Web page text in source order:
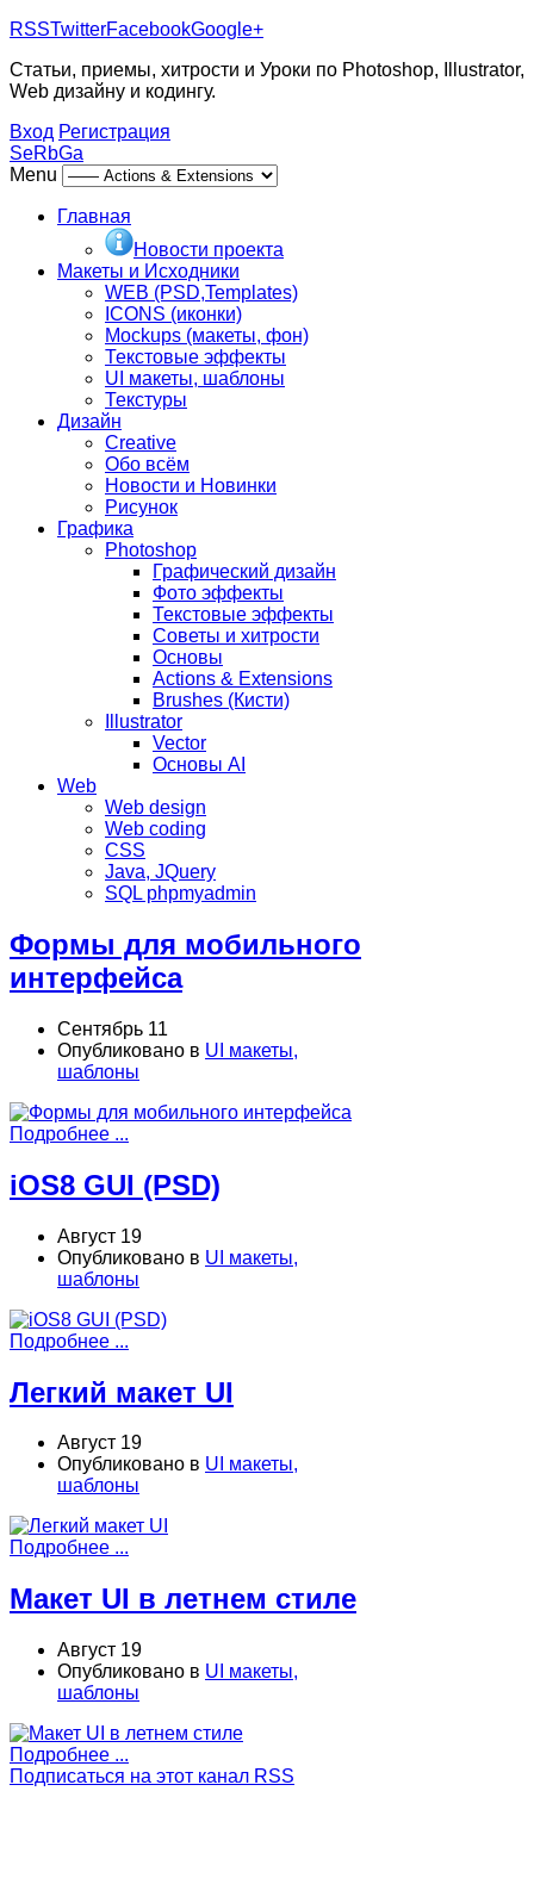
RSSTwitterFacebookGoogle+
Статьи, приемы, хитрости и Уроки по Photoshop, Illustrator,
Web дизайну и кодингу.
Вход Регистрация
SeRbGa
Menu
Главная
Новости проекта
Макеты и Исходники
WEB (PSD,Templates)
ICONS (иконки)
Mockups (макеты, фон)
Текстовые эффекты
UI макеты, шаблоны
Текстуры
Дизайн
Creative
Обо всём
Новости и Новинки
Рисунок
Графика
Photoshop
Графический дизайн
Фото эффекты
Текстовые эффекты
Советы и хитрости
Основы
Actions & Extensions
Brushes (Кисти)
Illustrator
Vector
Основы AI
Web
Web design
Web coding
CSS
Java, JQuery
SQL phpmyadmin
Формы для мобильного
интерфейса
Сентябрь 11
Опубликовано в UI макеты,
шаблоны
Подробнее ...
iOS8 GUI (PSD)
Август 19
Опубликовано в UI макеты,
шаблоны
Подробнее ...
Легкий макет UI
Август 19
Опубликовано в UI макеты,
шаблоны
Подробнее ...
Макет UI в летнем стиле
Август 19
Опубликовано в UI макеты,
шаблоны
Подробнее ...
Подписаться на этот канал RSS